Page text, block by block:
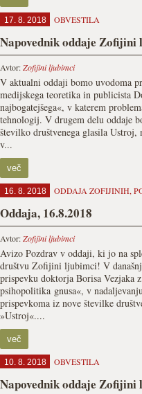
17. 8. 2018 OBVESTILA
Napovednik oddaje Zofijini
Avtor:Zofijini ljubimci
V aktualni oddaji bomo uvodoma
medijskega teoretika in publicista
najbogatejšega«, v katerem
tehnologij. V drugem delu oddaje
številko društvenega glasila
v...
več
16. 8. 2018 ODDAJA ZOFIJINIH,
Oddaja, 16.8.2018
Avtor:Zofijini ljubimci
Avizo Pozdrav v oddaji, ki jo na
društvu Zofijini ljubimci! V
prispevku doktorja Borisa Vezjaka
psihopolitika gnusa«, v
prispevkoma iz nove številke
»Ustroj«....
več
10. 8. 2018 OBVESTILA
Napovednik oddaje Zofijini